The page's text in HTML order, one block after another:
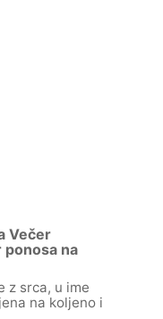
Večer
na
z srca, u ime
na koljeno i